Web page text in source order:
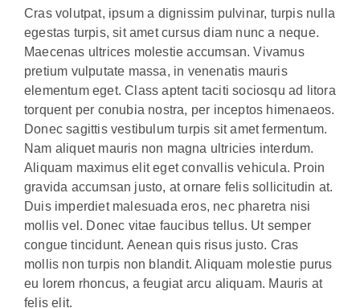
Cras volutpat, ipsum a dignissim pulvinar, turpis nulla
egestas turpis, sit amet cursus diam nunc a neque.
Maecenas ultrices molestie accumsan. Vivamus
pretium vulputate massa, in venenatis mauris
elementum eget. Class aptent taciti sociosqu ad litora
torquent per conubia nostra, per inceptos himenaeos.
Donec sagittis vestibulum turpis sit amet fermentum.
Nam aliquet mauris non magna ultricies interdum.
Aliquam maximus elit eget convallis vehicula. Proin
gravida accumsan justo, at ornare felis sollicitudin at.
Duis imperdiet malesuada eros, nec pharetra nisi
mollis vel. Donec vitae faucibus tellus. Ut semper
congue tincidunt. Aenean quis risus justo. Cras
mollis non turpis non blandit. Aliquam molestie purus
eu lorem rhoncus, a feugiat arcu aliquam. Mauris at
felis elit.